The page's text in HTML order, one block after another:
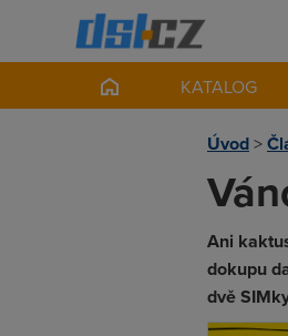
KATALOG
Úvod>
Ani
dokupu
dvě